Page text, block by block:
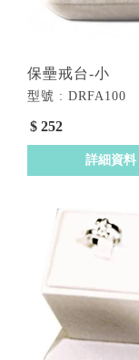
保壘戒台-小
型號 : DRFA100
$ 252
詳細資料